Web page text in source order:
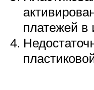
платежей в